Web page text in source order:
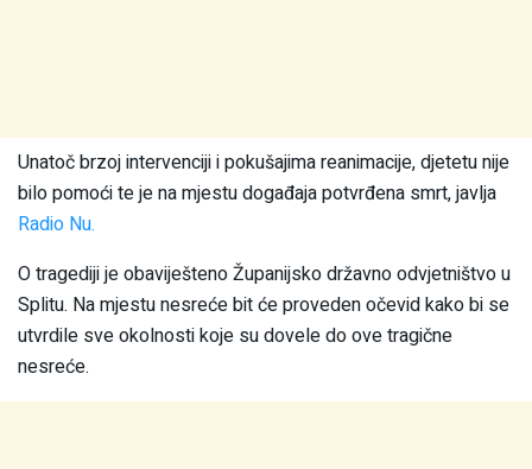
Unatoč brzoj intervenciji i pokušajima reanimacije, djetetu nije
bilo pomoći te je na mjestu događaja potvrđena smrt, javlja
Radio Nu.
O tragediji je obaviješteno Županijsko državno odvjetništvo u
Splitu. Na mjestu nesreće bit će proveden očevid kako bi se
utvrdile sve okolnosti koje su dovele do ove tragične
nesreće.